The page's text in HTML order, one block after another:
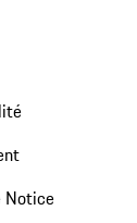
Notice